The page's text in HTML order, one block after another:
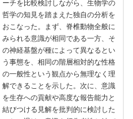
ーチを比較検討しながら、生物学の
哲学の知見を踏まえた独自の分析を
おこなった。まず、脊椎動物全般に
みられる意識が相同である一方、そ
の神経基盤が種によって異なるとい
う事態を、相同の階層相対的な性格
の一般性という観点から無理なく理
解できることを示した。次に、意識
を生存への貢献や高度な報告能力と
結びつける見解を批判的に検討した